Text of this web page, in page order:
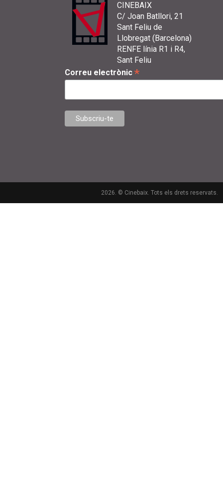
CINEBAIX
C/ Joan Batllori, 21
Sant Feliu de
Llobregat (Barcelona)
RENFE línia R1 i R4,
Sant Feliu
Correu electrònic *
2026. © Cinebaix. Tots els drets reservats.